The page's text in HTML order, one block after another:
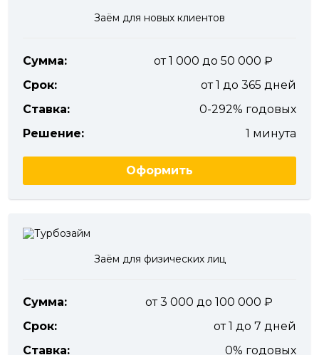
Заём для новых клиентов
Сумма:
от 1 000 до 50 000
Срок:
от 1 до 365 дней
Ставка:
0-292% годовых
Решение:
1 минута
Оформить
Заём для физических лиц
Сумма:
от 3 000 до 100 000
Срок:
от 1 до 7 дней
Ставка:
0% годовых